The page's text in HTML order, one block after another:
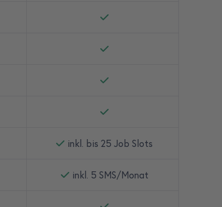
inkl. bis 25 Job Slots
inkl. 5 SMS/Monat